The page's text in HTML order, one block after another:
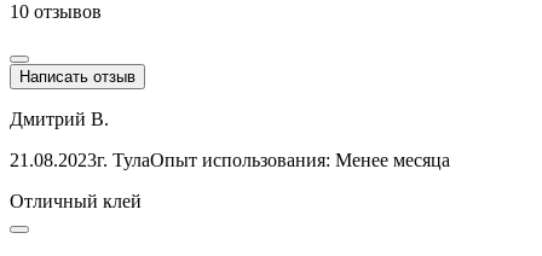
10 отзывов
Написать отзыв
Дмитрий В.
21.08.2023г. ТулаОпыт использования: Менее месяца
Отличный клей